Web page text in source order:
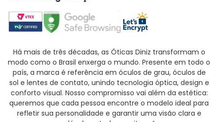
Há mais de três décadas, as Óticas Diniz transformam o
modo como o Brasil enxerga o mundo. Presente em todo o
país, a marca é referência em óculos de grau, óculos de
sol e lentes de contato, unindo tecnologia óptica, design e
conforto visual. Nosso compromisso vai além da estética:
queremos que cada pessoa encontre o modelo ideal para
refletir sua personalidade e garantir uma visão clara e